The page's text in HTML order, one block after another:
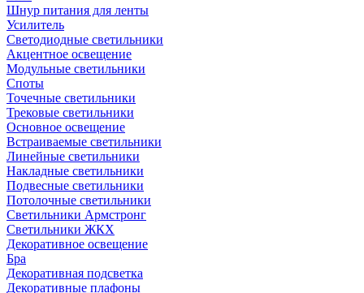
Шнур питания для ленты
Усилитель
Светодиодные светильники
Акцентное освещение
Модульные светильники
Споты
Точечные светильники
Трековые светильники
Основное освещение
Встраиваемые светильники
Линейные светильники
Накладные светильники
Подвесные светильники
Потолочные светильники
Светильники Армстронг
Светильники ЖКХ
Декоративное освещение
Бра
Декоративная подсветка
Декоративные плафоны